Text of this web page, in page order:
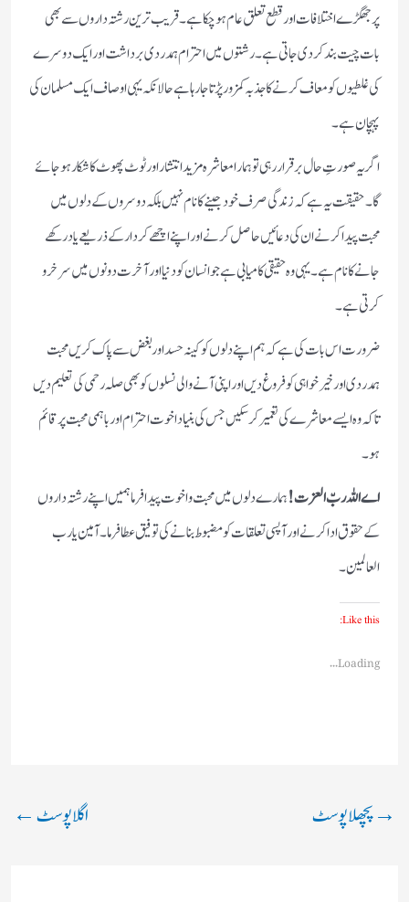
پر جھگڑے اختلافات اور قطع تعلق عام ہو چکا ہے۔ قریب ترین رشتہ داروں سے بھی
بات چیت بند کر دی جاتی ہے۔ رشتوں میں احترام ہمدردی برداشت اور ایک دوسرے
کی غلطیوں کو معاف کرنے کا جذبہ کمزور پڑتا جا رہا ہے حالانکہ یہی اوصاف ایک مسلمان کی
پہچان ہے۔
اگر یہ صورتِ حال برقرار رہی تو ہمارا معاشرہ مزید انتشار اور ٹوٹ پھوٹ کا شکار ہو جائے
گا۔ حقیقت یہ ہے کہ زندگی صرف خود جینے کا نام نہیں بلکہ دوسروں کے دلوں میں
محبت پیدا کرنے ان کی دعائیں حاصل کرنے اور اپنے اچھے کردار کے ذریعے یاد رکھے
جانے کا نام ہے۔ یہی وہ حقیقی کامیابی ہے جو انسان کو دنیا اور آخرت دونوں میں سرخرو
کرتی ہے۔
ضرورت اس بات کی ہے کہ ہم اپنے دلوں کو کینہ حسد اور بغض سے پاک کریں محبت
ہمدردی اور خیرخواہی کو فروغ دیں اور اپنی آنے والی نسلوں کو بھی صلہ رحمی کی تعلیم دیں
تاکہ وہ ایسے معاشرے کی تعمیر کر سکیں جس کی بنیاد اخوت احترام اور باہمی محبت پر قائم
ہو۔
اے اللہ ربّ العزت!ہمارے دلوں میں محبت و اخوت پیدا فرما ہمیں اپنے رشتہ داروں
کے حقوق ادا کرنے اور آپسی تعلقات کو مضبوط بنانے کی توفیق عطا فرما۔ آمین یارب
العالمین ۔
Like this:
Loading...
→پچھلا پوسٹ اگلا پوسٹ←